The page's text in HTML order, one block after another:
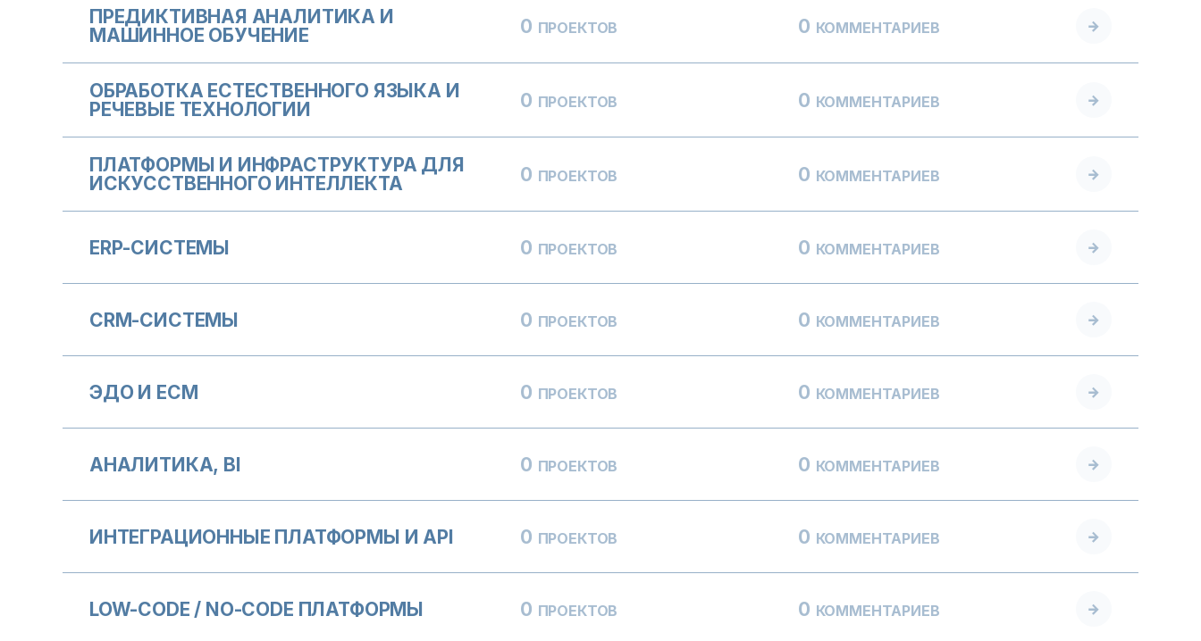
ПРЕДИКТИВНАЯ АНАЛИТИКА И
МАШИННОЕ ОБУЧЕНИЕ
0 ПРОЕКТОВ 0 КОММЕНТАРИЕВ
ОБРАБОТКА ЕСТЕСТВЕННОГО ЯЗЫКА И
РЕЧЕВЫЕ ТЕХНОЛОГИИ
0 ПРОЕКТОВ 0 КОММЕНТАРИЕВ
ПЛАТФОРМЫ И ИНФРАСТРУКТУРА ДЛЯ
ИСКУССТВЕННОГО ИНТЕЛЛЕКТА
0 ПРОЕКТОВ 0 КОММЕНТАРИЕВ
ERP-СИСТЕМЫ 0 ПРОЕКТОВ 0 КОММЕНТАРИЕВ
CRM-СИСТЕМЫ 0 ПРОЕКТОВ 0 КОММЕНТАРИЕВ
ЭДО И ECM 0 ПРОЕКТОВ 0 КОММЕНТАРИЕВ
АНАЛИТИКА, BI 0 ПРОЕКТОВ 0 КОММЕНТАРИЕВ
ИНТЕГРАЦИОННЫЕ ПЛАТФОРМЫ И API 0 ПРОЕКТОВ 0 КОММЕНТАРИЕВ
LOW-CODE / NO-CODE ПЛАТФОРМЫ 0 ПРОЕКТОВ 0 КОММЕНТАРИЕВ